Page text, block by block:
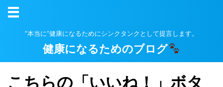
”本当に”健康になるためにシンクタンクとして提言します。
健康になるためのブログ
こちらの「いいね！」ボタ